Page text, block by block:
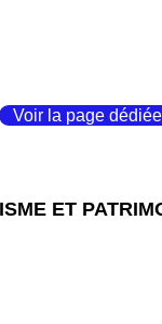
Voir la page dédiée
ET